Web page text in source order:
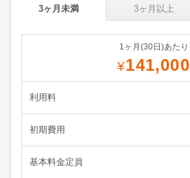
3ヶ月未満 3ヶ月以上
1ヶ月(30日)あたり
¥141,000
利用料
初期費用
基本料金定員